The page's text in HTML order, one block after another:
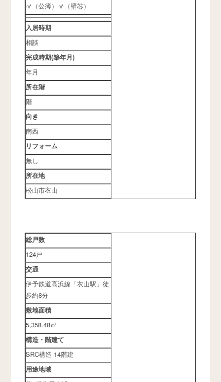
㎡（公簿）㎡（壁芯）
入居時期
相談
完成時期(築年月)
年月
所在階
階
向き
南西
リフォーム
無し
所在地
松山市衣山
総戸数
124戸
交通
伊予鉄道高浜線「衣山駅」徒
歩約8分
敷地面積
5,358.48㎡
構造・階建て
SRC構造 14階建
用途地域